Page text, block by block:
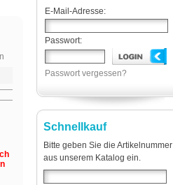
E-Mail-Adresse:
Passwort:
Passwort vergessen?
Schnellkauf
Bitte geben Sie die Artikelnummer
aus unserem Katalog ein.